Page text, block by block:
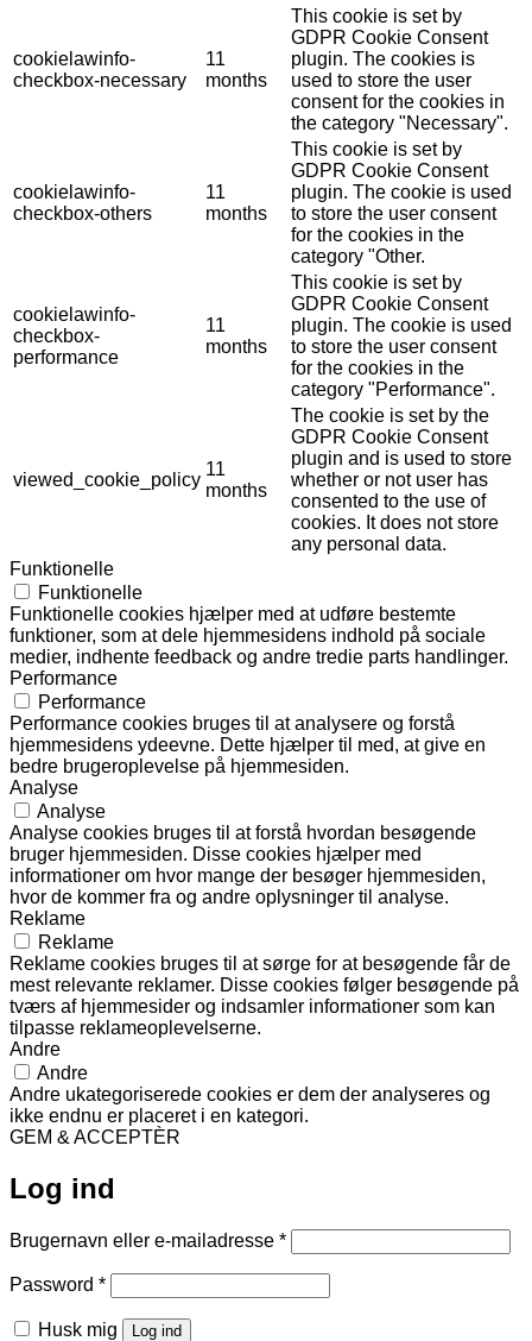
cookielawinfo-
checkbox-necessary
11
months
This cookie is set by
GDPR Cookie Consent
plugin. The cookies is
used to store the user
consent for the cookies in
the category "Necessary".
cookielawinfo-
checkbox-others
11
months
This cookie is set by
GDPR Cookie Consent
plugin. The cookie is used
to store the user consent
for the cookies in the
category "Other.
cookielawinfo-
checkbox-
performance
11
months
This cookie is set by
GDPR Cookie Consent
plugin. The cookie is used
to store the user consent
for the cookies in the
category "Performance".
viewed_cookie_policy
11
months
The cookie is set by the
GDPR Cookie Consent
plugin and is used to store
whether or not user has
consented to the use of
cookies. It does not store
any personal data.
Funktionelle
Funktionelle
Funktionelle cookies hjælper med at udføre bestemte
funktioner, som at dele hjemmesidens indhold på sociale
medier, indhente feedback og andre tredie parts handlinger.
Performance
Performance
Performance cookies bruges til at analysere og forstå
hjemmesidens ydeevne. Dette hjælper til med, at give en
bedre brugeroplevelse på hjemmesiden.
Analyse
Analyse
Analyse cookies bruges til at forstå hvordan besøgende
bruger hjemmesiden. Disse cookies hjælper med
informationer om hvor mange der besøger hjemmesiden,
hvor de kommer fra og andre oplysninger til analyse.
Reklame
Reklame
Reklame cookies bruges til at sørge for at besøgende får de
mest relevante reklamer. Disse cookies følger besøgende på
tværs af hjemmesider og indsamler informationer som kan
tilpasse reklameoplevelserne.
Andre
Andre
Andre ukategoriserede cookies er dem der analyseres og
ikke endnu er placeret i en kategori.
GEM & ACCEPTÈR
Log ind
Brugernavn eller e-mailadresse *Påkrævet
Password *Påkrævet
Husk mig Log ind